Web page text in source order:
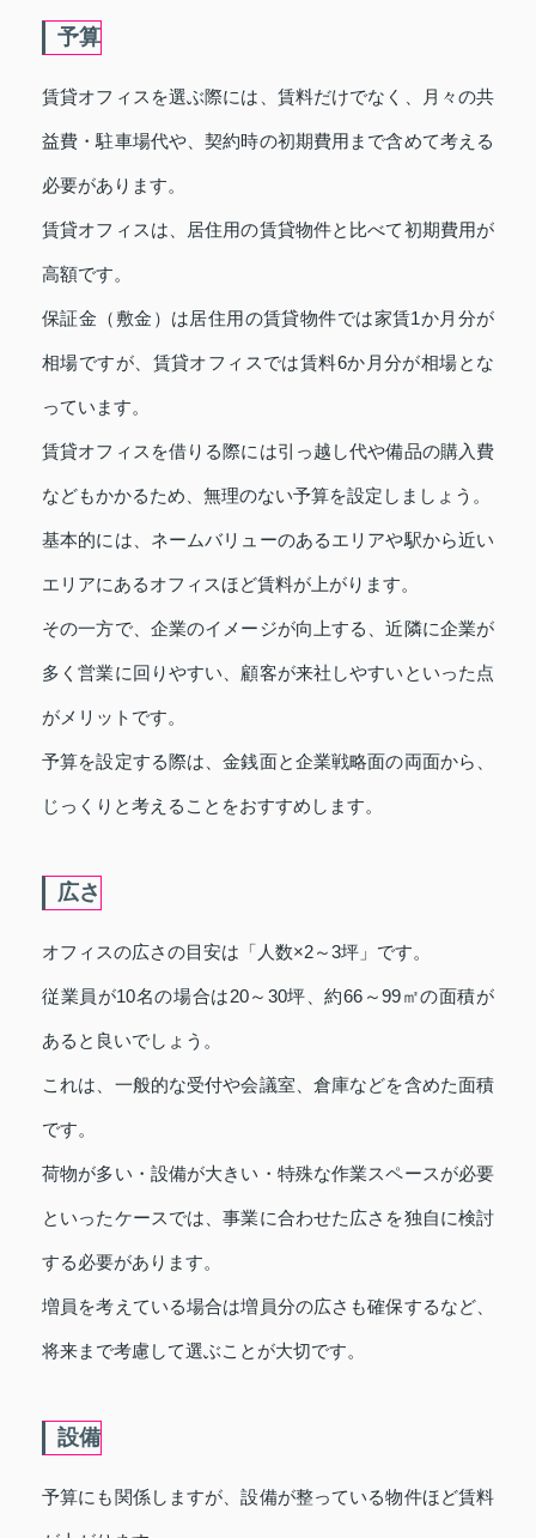
予算
賃貸オフィスを選ぶ際には、賃料だけでなく、月々の共
益費・駐車場代や、契約時の初期費用まで含めて考える
必要があります。
賃貸オフィスは、居住用の賃貸物件と比べて初期費用が
高額です。
保証金（敷金）は居住用の賃貸物件では家賃1か月分が
相場ですが、賃貸オフィスでは賃料6か月分が相場とな
っています。
賃貸オフィスを借りる際には引っ越し代や備品の購入費
などもかかるため、無理のない予算を設定しましょう。
基本的には、ネームバリューのあるエリアや駅から近い
エリアにあるオフィスほど賃料が上がります。
その一方で、企業のイメージが向上する、近隣に企業が
多く営業に回りやすい、顧客が来社しやすいといった点
がメリットです。
予算を設定する際は、金銭面と企業戦略面の両面から、
じっくりと考えることをおすすめします。
広さ
オフィスの広さの目安は「人数×2～3坪」です。
従業員が10名の場合は20～30坪、約66～99㎡の面積が
あると良いでしょう。
これは、一般的な受付や会議室、倉庫などを含めた面積
です。
荷物が多い・設備が大きい・特殊な作業スペースが必要
といったケースでは、事業に合わせた広さを独自に検討
する必要があります。
増員を考えている場合は増員分の広さも確保するなど、
将来まで考慮して選ぶことが大切です。
設備
予算にも関係しますが、設備が整っている物件ほど賃料